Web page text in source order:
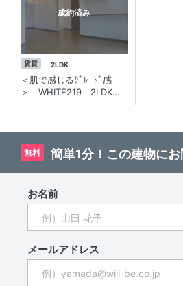
成約済み
賃貸 2LDK
＜肌で感じるｸﾞﾚｰﾄﾞ感
＞ WHITE219 2LDK／
無料 簡単1分！この建物に
お名前
メールアドレス